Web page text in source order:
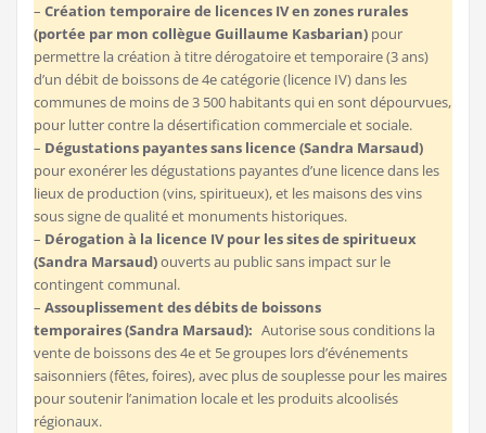
– Création temporaire de licences IV en zones rurales
(portée par mon collègue Guillaume Kasbarian) pour
permettre la création à titre dérogatoire et temporaire (3 ans)
d’un débit de boissons de 4e catégorie (licence IV) dans les
communes de moins de 3 500 habitants qui en sont dépourvues,
pour lutter contre la désertification commerciale et sociale.
– Dégustations payantes sans licence (Sandra Marsaud)
pour exonérer les dégustations payantes d’une licence dans les
lieux de production (vins, spiritueux), et les maisons des vins
sous signe de qualité et monuments historiques.
– Dérogation à la licence IV pour les sites de spiritueux
(Sandra Marsaud)ouverts au public sans impact sur le
contingent communal.
– Assouplissement des débits de boissons
temporaires (Sandra Marsaud): Autorise sous conditions la
vente de boissons des 4e et 5e groupes lors d’événements
saisonniers (fêtes, foires), avec plus de souplesse pour les maires
pour soutenir l’animation locale et les produits alcoolisés
régionaux.